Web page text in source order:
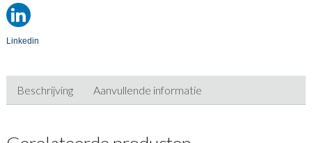
Linkedin
Beschrijving Aanvullende informatie